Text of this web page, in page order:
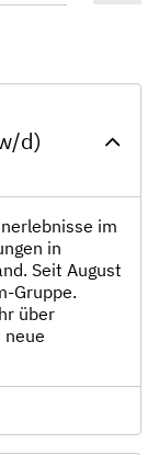
d)
im
in
Seit August
Gruppe.
über
neue